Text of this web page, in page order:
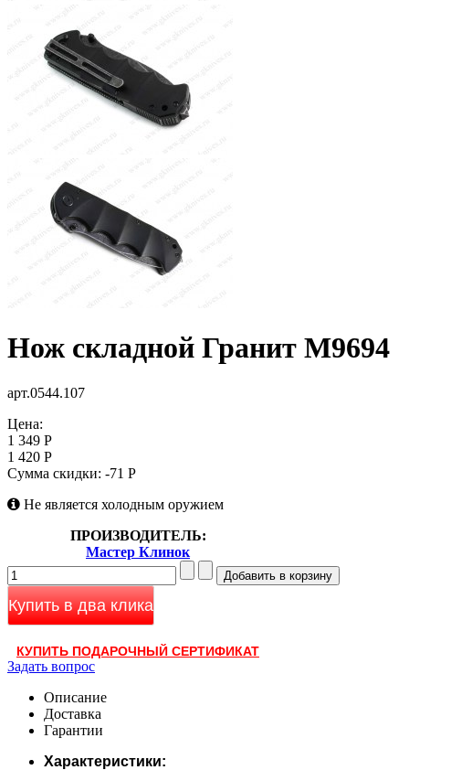
Нож складной Гранит M9694
арт.0544.107
Цена:
1 349 Р
1 420 Р
Сумма скидки: -71 Р
Не является холодным оружием
ПРОИЗВОДИТЕЛЬ:
Мастер Клинок
Купить в два клика
КУПИТЬ ПОДАРОЧНЫЙ СЕРТИФИКАТ
Задать вопрос
Описание
Доставка
Гарантии
Характеристики: